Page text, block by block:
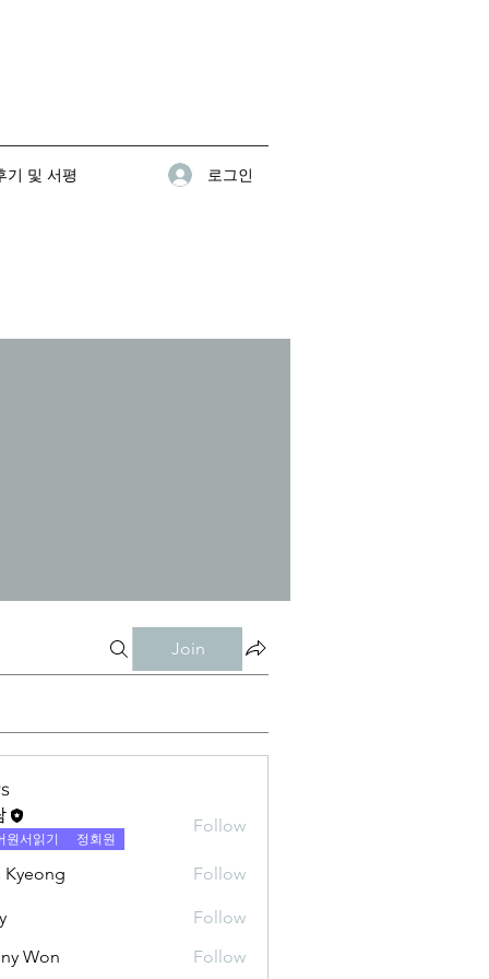
기 및 서평 로그인
Join
원서읽기 정회원
Follow
Kyeong Follow
Follow
Won
Follow